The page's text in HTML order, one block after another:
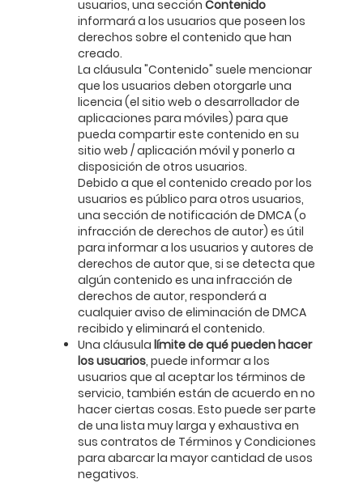
usuarios, una secciónContenido
informará a los usuarios que poseen los
derechos sobre el contenido que han
creado.
La cláusula "Contenido" suele mencionar
que los usuarios deben otorgarle una
licencia (el sitio web o desarrollador de
aplicaciones para móviles) para que
pueda compartir este contenido en su
sitio web / aplicación móvil y ponerlo a
disposición de otros usuarios.
Debido a que el contenido creado por los
usuarios es público para otros usuarios,
una sección de notificación de DMCA (o
infracción de derechos de autor) es útil
para informar a los usuarios y autores de
derechos de autor que, si se detecta que
algún contenido es una infracción de
derechos de autor, responderá a
cualquier aviso de eliminación de DMCA
recibido y eliminará el contenido.
Una cláusulalímite de qué pueden hacer
los usuarios, puede informar a los
usuarios que al aceptar los términos de
servicio, también están de acuerdo en no
hacer ciertas cosas. Esto puede ser parte
de una lista muy larga y exhaustiva en
sus contratos de Términos y Condiciones
para abarcar la mayor cantidad de usos
negativos.